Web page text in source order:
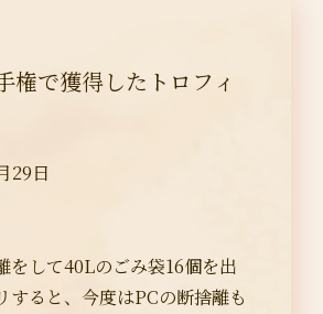
権で獲得したトロフィ
29日
をして40Lのごみ袋16個を出
すると、今度はPCの断捨離も